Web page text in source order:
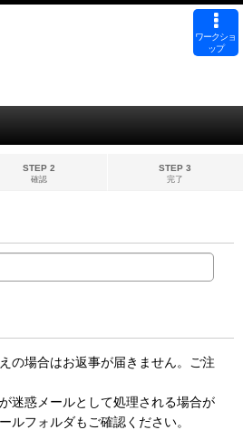
ワークショ
ップ
STEP 2
確認
STEP 3
完了
の場合はお返事が届きません。ご注
迷惑メールとして処理される場合が
ルフォルダもご確認ください。